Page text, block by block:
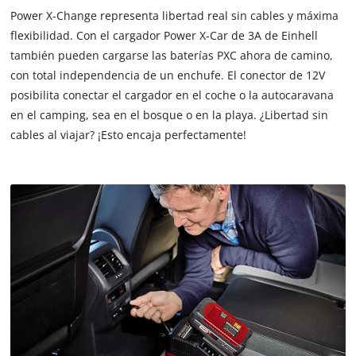
carga inteligente para el proceso de carga óptimo y la máxima
seguridad. El modo de actualización permite reactivar las
baterías muy descargadas. Toda la información actual se
proporciona a través del indicador LED de 7 estados.
Power X-Change representa libertad real sin cables y máxima
flexibilidad. Con el cargador Power X-Car de 3A de Einhell
también pueden cargarse las baterías PXC ahora de camino,
con total independencia de un enchufe. El conector de 12V
posibilita conectar el cargador en el coche o la autocaravana
en el camping, sea en el bosque o en la playa. ¿Libertad sin
cables al viajar? ¡Esto encaja perfectamente!